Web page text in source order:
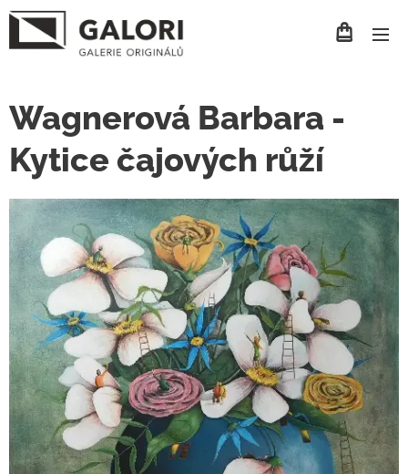
Wagnerová Barbara -
Kytice čajových růží